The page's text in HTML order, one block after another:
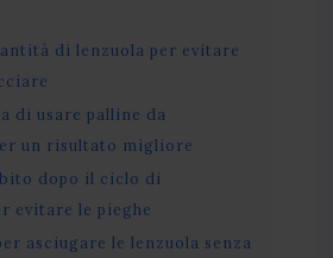
di lenzuola per evitare
di usare palline da
un risultato migliore
dopo il ciclo di
evitare le pieghe
asciugare le lenzuola senza